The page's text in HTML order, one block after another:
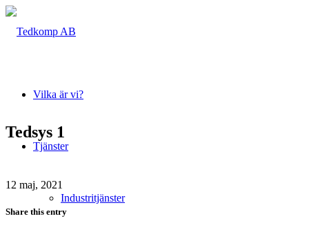
Vilka är vi?
Tjänster
Industritjänster
Tedsys 1
12 maj, 2021
Share this entry